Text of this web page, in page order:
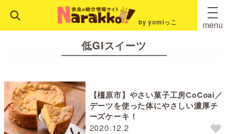
by yomiっこ menu
低GIスイーツ
2020.12.2
【橿原市】やさい菓子工房CoCoai／
デーツを使った体にやさしい濃厚チ
ーズケーキ！